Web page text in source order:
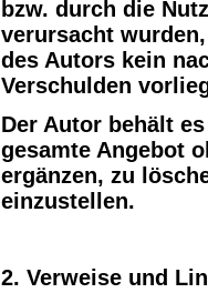
bzw. durch die
verursacht
des Autors kein
Verschulden
Der Autor behält
gesamte Angebot
ergänzen, zu
einzustellen.
2. Verweise und